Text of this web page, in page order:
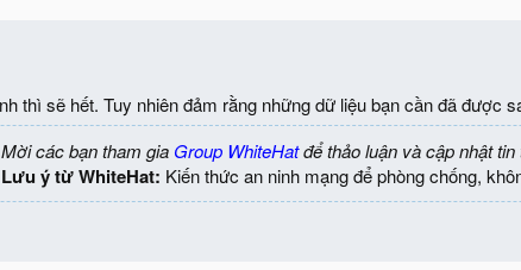
thì sẽ hết. Tuy nhiên đảm rằng những dữ liệu bạn cần đã được
Mời các bạn tham gia Group WhiteHatđể thảo luận và cập nhật
Lưu ý từ WhiteHat: Kiến thức an ninh mạng để phòng chống,